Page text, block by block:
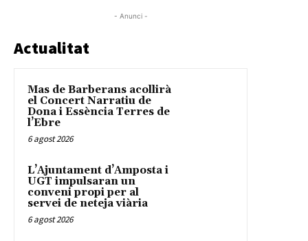
- Anunci -
Actualitat
Mas de Barberans acollirà
el Concert Narratiu de
Dona i Essència Terres de
l’Ebre
6 agost 2026
L’Ajuntament d’Amposta i
UGT impulsaran un
conveni propi per al
servei de neteja viària
6 agost 2026